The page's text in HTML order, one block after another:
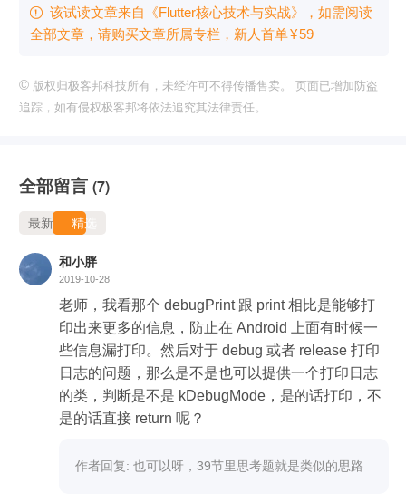
 该试读文章来自《Flutter核心技术与实战》，如需阅读
全部文章，请购买文章所属专栏 ，新⼈⾸单¥59
© 版权归极客邦科技所有，未经许可不得传播售卖。 页面已增加防盗
追踪，如有侵权极客邦将依法追究其法律责任。
全部留言 (7)
最新 精选
和小胖
2019-10-28
老师，我看那个 debugPrint 跟 print 相比是能够打
印出来更多的信息，防止在 Android 上面有时候一
些信息漏打印。然后对于 debug 或者 release 打印
日志的问题，那么是不是也可以提供一个打印日志
的类，判断是不是 kDebugMode，是的话打印，不
是的话直接 return 呢？
作者回复: 也可以呀，39节里思考题就是类似的思路